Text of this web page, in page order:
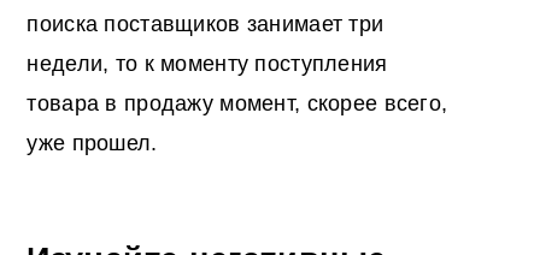
поиска поставщиков занимает три
недели, то к моменту поступления
товара в продажу момент, скорее всего,
уже прошел.